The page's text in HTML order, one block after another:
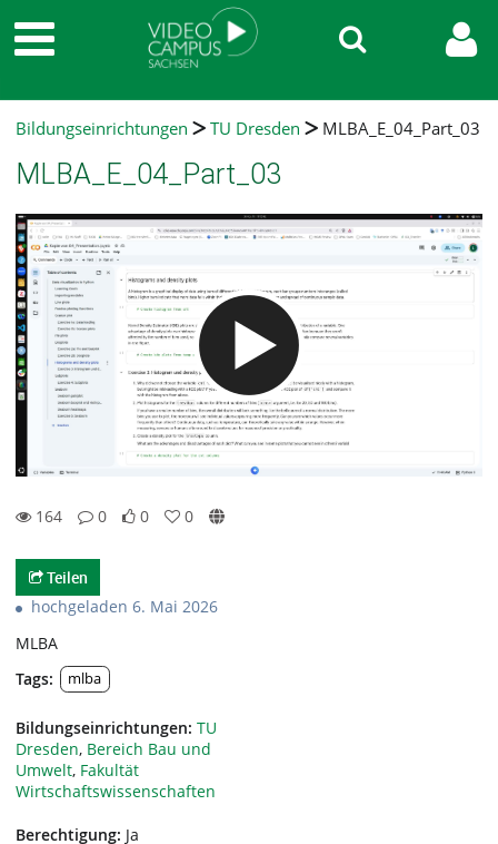
Bildungseinrichtungen TU Dresden MLBA_E_04_Part_03
MLBA_E_04_Part_03
164
0
0
0
Teilen
hochgeladen 6. Mai 2026
MLBA
Tags:
mlba
Bildungseinrichtungen: TU
Dresden, Bereich Bau und
Umwelt, Fakultät
Wirtschaftswissenschaften
Berechtigung: Ja